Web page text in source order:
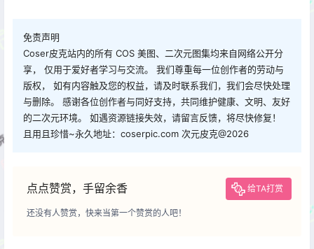
免责声明
Coser皮克站内的所有 COS 美图、二次元图集均来自网络公开分
享， 仅用于爱好者学习与交流。 我们尊重每一位创作者的劳动与
版权， 如有内容触及您的权益，请及时联系我们，我们会尽快处理
与删除。 感谢各位创作者与同好支持，共同维护健康、文明、友好
的二次元环境。 如遇资源链接失效，请留言反馈，将尽快修复！
且用且珍惜~永久地址：coserpic.com 次元皮克@2026
点点赞赏，手留余香 给TA打赏
还没有人赞赏，快来当第一个赞赏的人吧！